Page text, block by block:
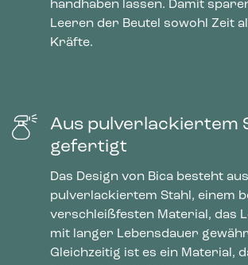
handhaben lassen. Damit
Leeren der Beutel sowohl Zeit
Kräfte.
Aus pulverlackiertem
gefertigt
Das Design von Bica besteht aus
pulverlackiertem Stahl, einem
verschleißfesten Material, das
mit langer Lebensdauer
Gleichzeitig ist es ein Material,